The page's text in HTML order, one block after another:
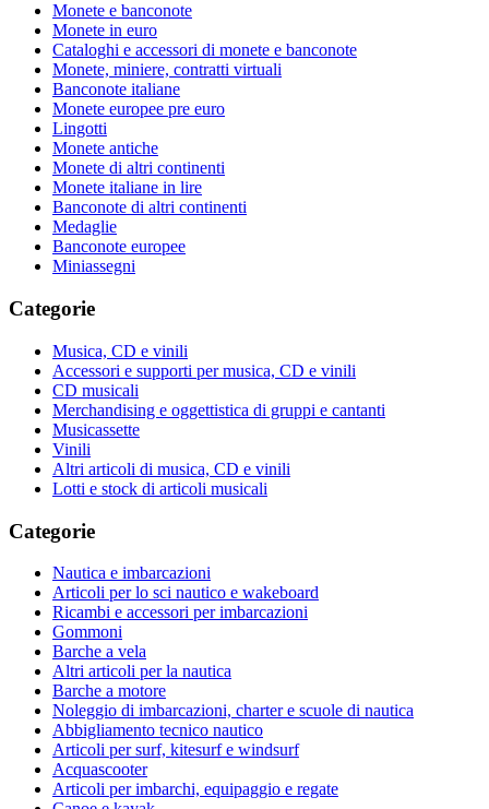
Monete e banconote
Monete in euro
Cataloghi e accessori di monete e banconote
Monete, miniere, contratti virtuali
Banconote italiane
Monete europee pre euro
Lingotti
Monete antiche
Monete di altri continenti
Monete italiane in lire
Banconote di altri continenti
Medaglie
Banconote europee
Miniassegni
Categorie
Musica, CD e vinili
Accessori e supporti per musica, CD e vinili
CD musicali
Merchandising e oggettistica di gruppi e cantanti
Musicassette
Vinili
Altri articoli di musica, CD e vinili
Lotti e stock di articoli musicali
Categorie
Nautica e imbarcazioni
Articoli per lo sci nautico e wakeboard
Ricambi e accessori per imbarcazioni
Gommoni
Barche a vela
Altri articoli per la nautica
Barche a motore
Noleggio di imbarcazioni, charter e scuole di nautica
Abbigliamento tecnico nautico
Articoli per surf, kitesurf e windsurf
Acquascooter
Articoli per imbarchi, equipaggio e regate